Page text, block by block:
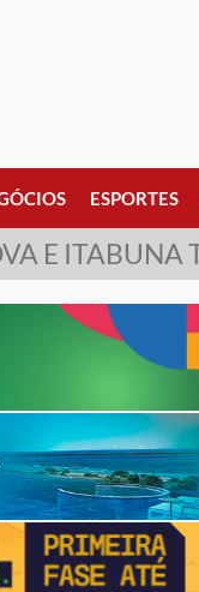
ESPORTES
E ITABUNA